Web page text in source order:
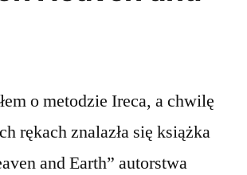
o metodzie Ireca, a chwilę
rękach znalazła się książka
and Earth” autorstwa